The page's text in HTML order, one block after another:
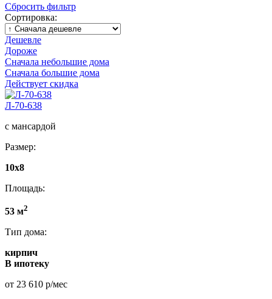
Сбросить фильтр
Сортировка:
Дешевле
Дороже
Сначала небольшие дома
Сначала большие дома
Действует скидка
Л-70-638
с мансардой
Размер:
10x8
Площадь:
53 м2
Тип дома:
кирпич
В ипотеку
от 23 610 р/мес